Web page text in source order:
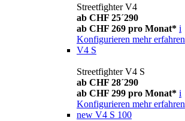
Streetfighter V4
ab CHF 25´290
ab CHF 269 pro Monat* i
Konfigurieren mehr erfahren
V4 S
Streetfighter V4 S
ab CHF 28´290
ab CHF 299 pro Monat* i
Konfigurieren mehr erfahren
new V4 S 100